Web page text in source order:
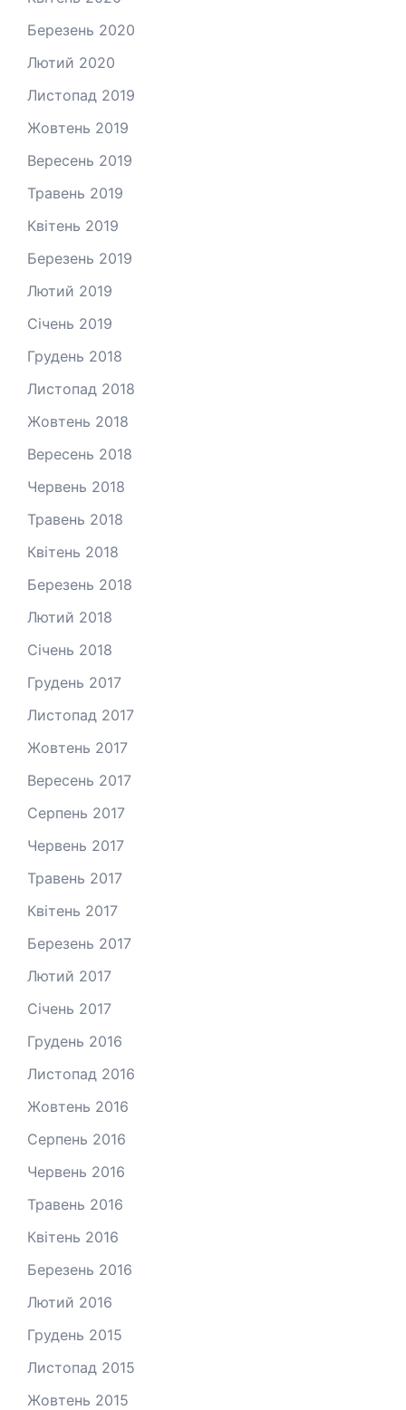
Березень 2020
Лютий 2020
Листопад 2019
Жовтень 2019
Вересень 2019
Травень 2019
Квітень 2019
Березень 2019
Лютий 2019
Січень 2019
Грудень 2018
Листопад 2018
Жовтень 2018
Вересень 2018
Червень 2018
Травень 2018
Квітень 2018
Березень 2018
Лютий 2018
Січень 2018
Грудень 2017
Листопад 2017
Жовтень 2017
Вересень 2017
Серпень 2017
Червень 2017
Травень 2017
Квітень 2017
Березень 2017
Лютий 2017
Січень 2017
Грудень 2016
Листопад 2016
Жовтень 2016
Серпень 2016
Червень 2016
Травень 2016
Квітень 2016
Березень 2016
Лютий 2016
Грудень 2015
Листопад 2015
Жовтень 2015